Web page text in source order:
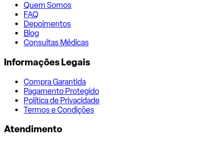
Quem Somos
FAQ
Depoimentos
Blog
Consultas Médicas
Informações Legais
Compra Garantida
Pagamento Protegido
Política de Privacidade
Termos e Condições
Atendimento